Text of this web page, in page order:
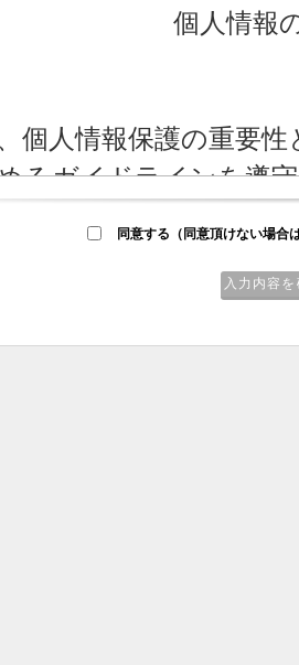
個人情報
個人情報保護の重要性
るガイドラインを遵
同意する（同意頂けない場合
入力内容